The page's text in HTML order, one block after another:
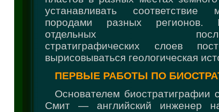
устанавливать
породами разных регионов.
отдельных
стратиграфических слоев
вырисовываться геологическая
ПЕРВЫЕ РАБОТЫ ПО
Основателем биостратиграфии
Смит — английский инженер